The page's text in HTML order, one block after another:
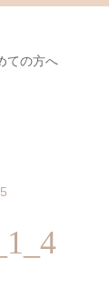
ての方へ